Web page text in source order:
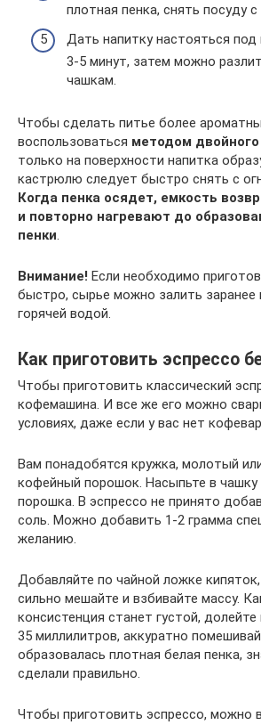
плотная пенка, снять посуду
Дать напитку настояться
3-5 минут, затем можно
чашкам.
Чтобы сделать питье более
воспользоваться методом двойного
только на поверхности напитка
кастрюлю следует быстро снять с
Когда пенка осядет, емкость
и повторно нагревают до
пенки.
Внимание! Если необходимо
быстро, сырье можно залить заранее
горячей водой.
Как приготовить эспрессо
Чтобы приготовить классический
кофемашина. И все же его можно
условиях, даже если у вас нет
Вам понадобятся кружка, молотый
кофейный порошок. Насыпьте в
порошка. В эспрессо не принято
соль. Можно добавить 1-2 грамма
желанию.
Добавляйте по чайной ложке
сильно мешайте и взбивайте массу.
консистенция станет густой,
35 миллилитров, аккуратно
образовалась плотная белая пенка,
сделали правильно.
Чтобы приготовить эспрессо, можно